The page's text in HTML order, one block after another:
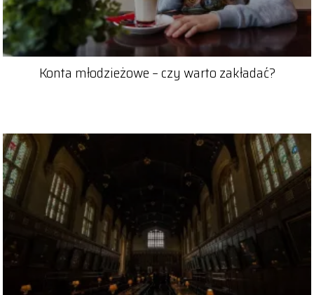
Konta młodzieżowe – czy warto zakładać?